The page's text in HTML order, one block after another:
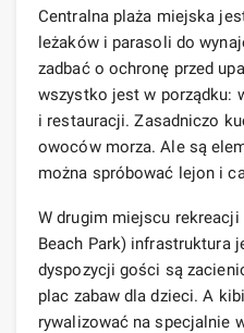
Centralna plaża miejska
leżaków i parasoli do
zadbać o ochronę przed
wszystko jest w porządku:
i restauracji. Zasadniczo
owoców morza. Ale są
można spróbować lejon i
W drugim miejscu
Beach Park) infrastruktura
dyspozycji gości są
plac zabaw dla dzieci. A
rywalizować na specjalnie